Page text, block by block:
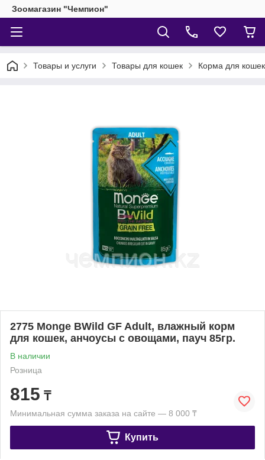
Зоомагазин "Чемпион"
Товары и услуги Товары для кошек Корма для кошек
2775 Monge BWild GF Adult, влажный корм
для кошек, анчоусы с овощами, пауч 85гр.
В наличии
Розница
815 ₸
Минимальная сумма заказа на сайте — 8 000 ₸
Купить